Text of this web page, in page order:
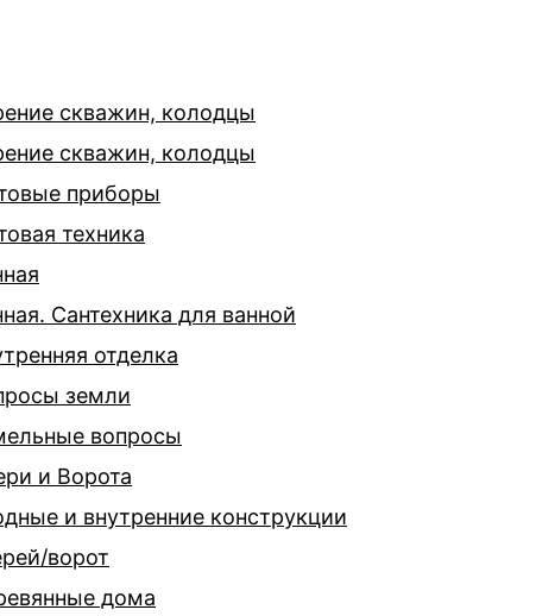
скважин, колодцы
скважин, колодцы
приборы
техника
Сантехника для ванной
отделка
земли
вопросы
и Ворота
и внутренние конструкции
ворот
дома